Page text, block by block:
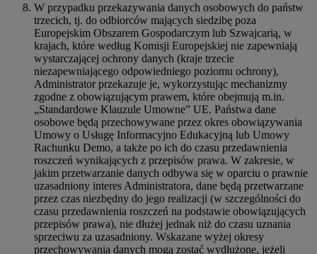
W przypadku przekazywania danych osobowych do państw
trzecich, tj. do odbiorców mających siedzibę poza
Europejskim Obszarem Gospodarczym lub Szwajcarią, w
krajach, które według Komisji Europejskiej nie zapewniają
wystarczającej ochrony danych (kraje trzecie
niezapewniającego odpowiedniego poziomu ochrony),
Administrator przekazuje je, wykorzystując mechanizmy
zgodne z obowiązującym prawem, które obejmują m.in.
„Standardowe Klauzule Umowne” UE. Państwa dane
osobowe będą przechowywane przez okres obowiązywania
Umowy o Usługę Informacyjno Edukacyjną lub Umowy
Rachunku Demo, a także po ich do czasu przedawnienia
roszczeń wynikających z przepisów prawa. W zakresie, w
jakim przetwarzanie danych odbywa się w oparciu o prawnie
uzasadniony interes Administratora, dane będą przetwarzane
przez czas niezbędny do jego realizacji (w szczególności do
czasu przedawnienia roszczeń na podstawie obowiązujących
przepisów prawa), nie dłużej jednak niż do czasu uznania
sprzeciwu za uzasadniony. Wskazane wyżej okresy
przechowywania danych mogą zostać wydłużone, jeżeli